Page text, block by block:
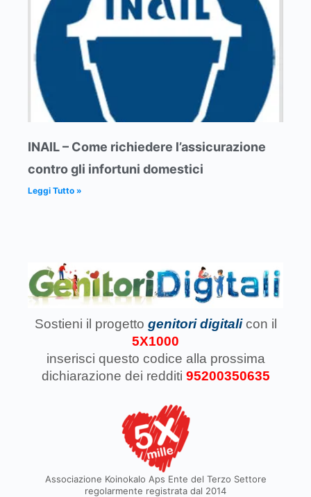
INAIL – Come richiedere l’assicurazione
contro gli infortuni domestici
Leggi Tutto »
Sostieni il progetto genitori digitali con il
5X1000
inserisci questo codice alla prossima
dichiarazione dei redditi 95200350635
Associazione Koinokalo Aps Ente del Terzo Settore
regolarmente registrata dal 2014